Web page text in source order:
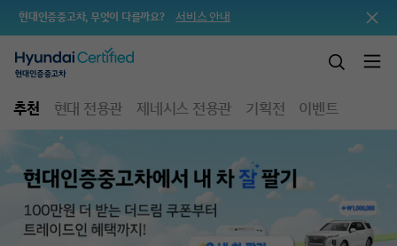
현대인증중고차, 무엇이 다를까요? 서비스 안내
추천 현대 전용관 제네시스 전용관 기획전 이벤트